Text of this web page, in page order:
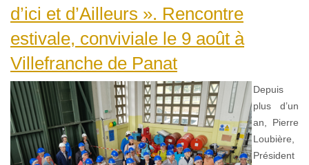
d’ici et d’Ailleurs ». Rencontre
estivale, conviviale le 9 août à
Villefranche de Panat
Depuis
plus d’un
an, Pierre
Loubière,
Président